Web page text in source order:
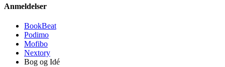
Anmeldelser
BookBeat
Podimo
Mofibo
Nextory
Bog og Idé